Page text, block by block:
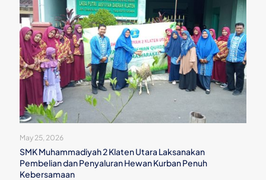
May 25, 2026
SMK Muhammadiyah 2 Klaten Utara Laksanakan
Pembelian dan Penyaluran Hewan Kurban Penuh
Kebersamaan